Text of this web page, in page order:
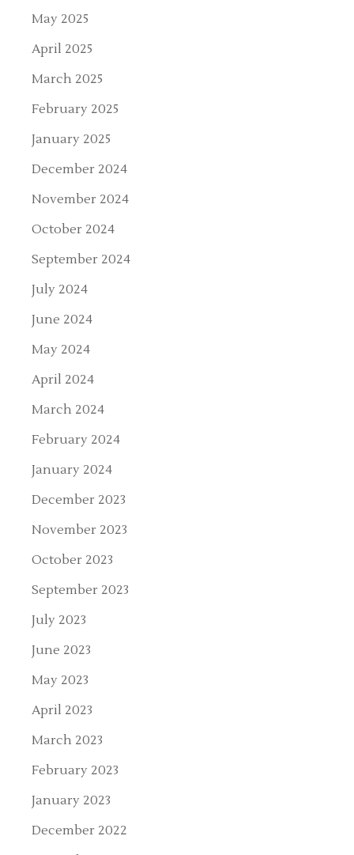
May 2025
April 2025
March 2025
February 2025
January 2025
December 2024
November 2024
October 2024
September 2024
July 2024
June 2024
May 2024
April 2024
March 2024
February 2024
January 2024
December 2023
November 2023
October 2023
September 2023
July 2023
June 2023
May 2023
April 2023
March 2023
February 2023
January 2023
December 2022